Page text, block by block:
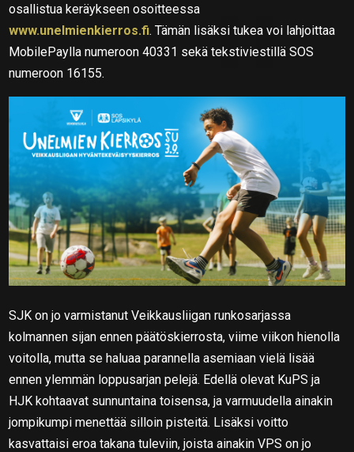
osallistua keräykseen osoitteessa
www.unelmienkierros.fi. Tämän lisäksi tukea voi lahjoittaa
MobilePaylla numeroon 40331 sekä tekstiviestillä SOS
numeroon 16155.
SJK on jo varmistanut Veikkausliigan runkosarjassa
kolmannen sijan ennen päätöskierrosta, viime viikon hienolla
voitolla, mutta se haluaa parannella asemiaan vielä lisää
ennen ylemmän loppusarjan pelejä. Edellä olevat KuPS ja
HJK kohtaavat sunnuntaina toisensa, ja varmuudella ainakin
jompikumpi menettää silloin pisteitä. Lisäksi voitto
kasvattaisi eroa takana tuleviin, joista ainakin VPS on jo